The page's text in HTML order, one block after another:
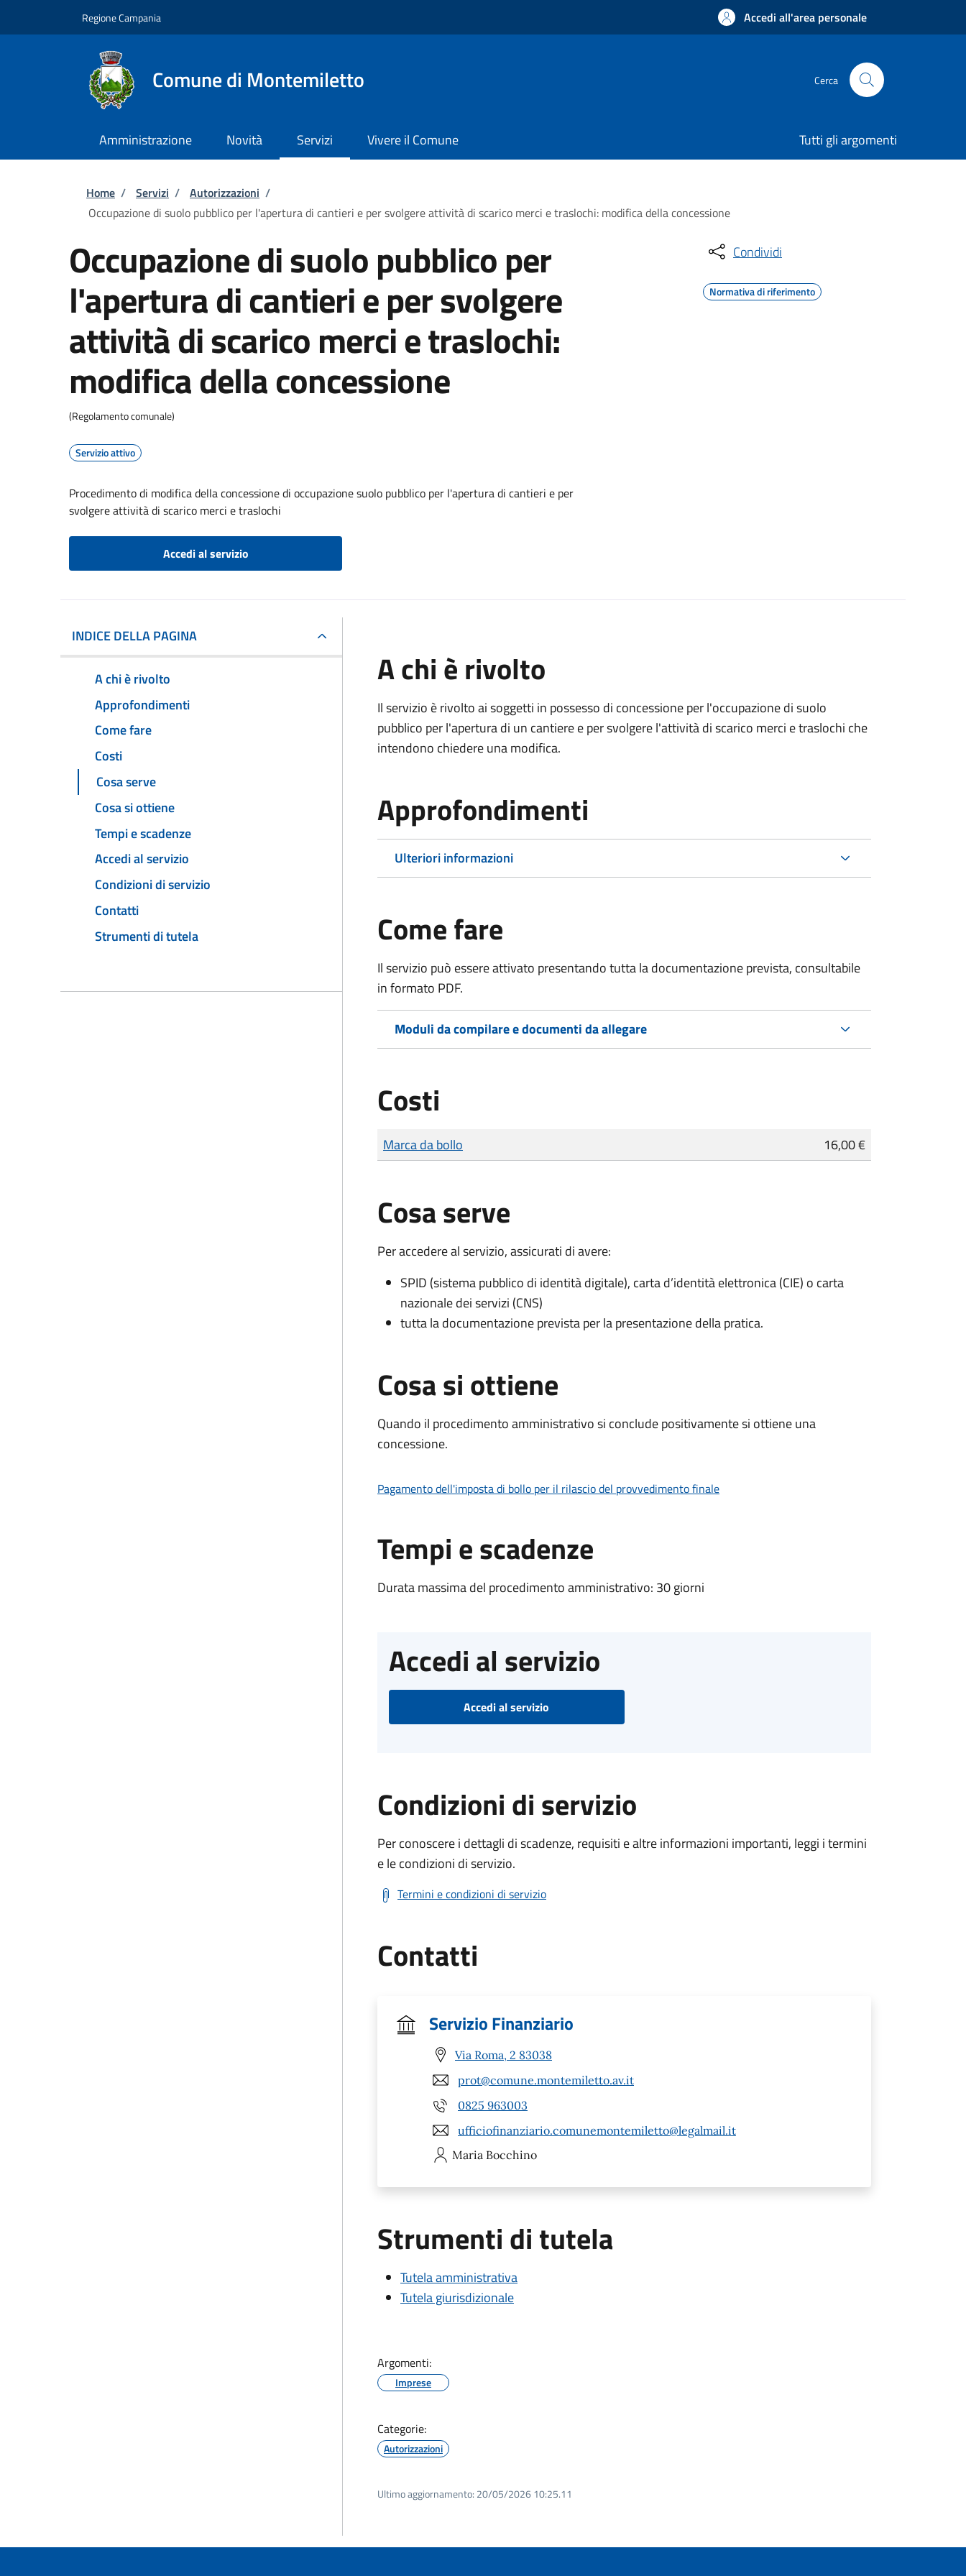
Regione Campania Accedi all'area personale
Comune di Montemiletto Cerca
Amministrazione Novità Servizi Vivere il Comune Tutti gli argomenti
Briciole di pane
Home / Servizi / Autorizzazioni /
Occupazione di suolo pubblico per l'apertura di cantieri e per svolgere attività di scarico merci e traslochi: modifica della concessione
Occupazione di suolo pubblico per
l'apertura di cantieri e per svolgere
attività di scarico merci e traslochi:
modifica della concessione
(Regolamento comunale)
Servizio attivo
Procedimento di modifica della concessione di occupazione suolo pubblico per l'apertura di cantieri e per
svolgere attività di scarico merci e traslochi
Accedi al servizio
Condividi
Normativa di riferimento
INDICE DELLA PAGINA
A chi è rivolto
Approfondimenti
Come fare
Costi
Cosa serve
Cosa si ottiene
Tempi e scadenze
Accedi al servizio
Condizioni di servizio
Contatti
Strumenti di tutela
A chi è rivolto
Il servizio è rivolto ai soggetti in possesso di concessione per l'occupazione di suolo
pubblico per l'apertura di un cantiere e per svolgere l'attività di scarico merci e traslochi che
intendono chiedere una modifica.
Approfondimenti
Ulteriori informazioni
Come fare
Il servizio può essere attivato presentando tutta la documentazione prevista, consultabile
in formato PDF.
Moduli da compilare e documenti da allegare
Costi
Tipo di pagamento
Importo
Marca da bollo 16,00 €
Cosa serve
Per accedere al servizio, assicurati di avere:
SPID (sistema pubblico di identità digitale), carta d’identità elettronica (CIE) o carta
nazionale dei servizi (CNS)
tutta la documentazione prevista per la presentazione della pratica.
Cosa si ottiene
Quando il procedimento amministrativo si conclude positivamente si ottiene una
concessione.
Pagamento dell'imposta di bollo per il rilascio del provvedimento finale
Tempi e scadenze
Durata massima del procedimento amministrativo: 30 giorni
Accedi al servizio
Accedi al servizio
Condizioni di servizio
Per conoscere i dettagli di scadenze, requisiti e altre informazioni importanti, leggi i termini
e le condizioni di servizio.
Termini e condizioni di servizio
Contatti
Servizio Finanziario
Via Roma, 2 83038
prot@comune.montemiletto.av.it
0825 963003
ufficiofinanziario.comunemontemiletto@legalmail.it
Maria Bocchino
Strumenti di tutela
Tutela amministrativa
Tutela giurisdizionale
Argomenti:
Imprese
Categorie:
Autorizzazioni
Ultimo aggiornamento: 20/05/2026 10:25.11